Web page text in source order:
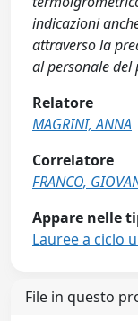
indicazioni
attraverso la
al personale del
Relatore
MAGRINI, ANNA
Correlatore
FRANCO,
Appare nelle
Lauree a ciclo
File in questo